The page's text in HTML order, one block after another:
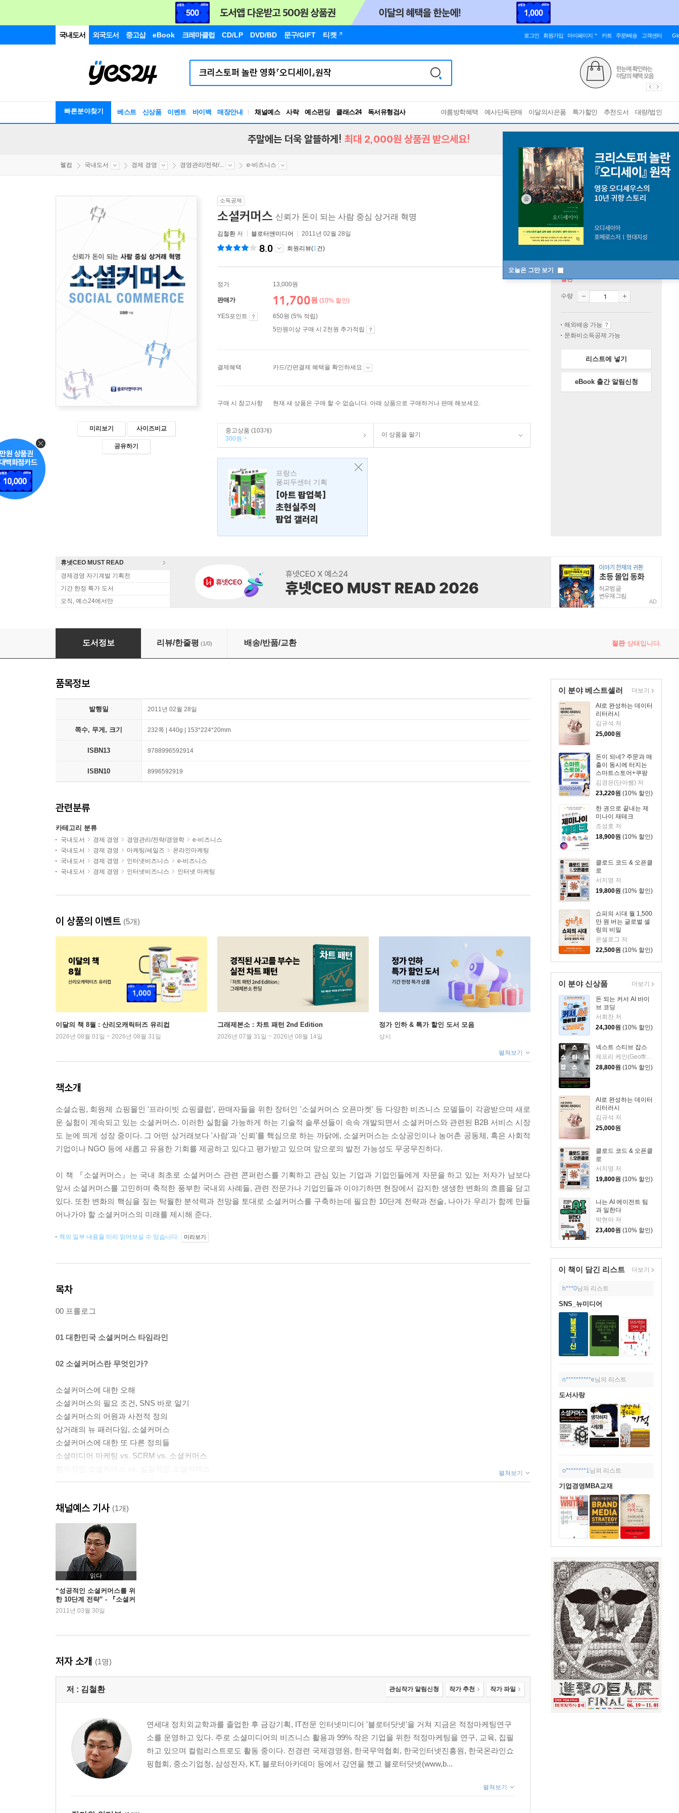
국내도서 외국도서 중고샵 eBook 크레마클럽 CD/LP DVD/BD 문구/GIFT 티켓 로그인 회원가입 마이페이지 카트 주문/배송 고객센터
빠른분야찾기 베스트 신상품 이벤트 바이백 매장안내 채널예스 사락 예스펀딩 클래스24
독서유형검사
RBTI Lab
여름방학혜택 예사단독판매 이달의사은품 특가할인 추천도서 대량/법인
오늘은 그만 보기
주말에는 더욱 알뜰하게! 최대 2,000원 상품권 받으세요!
웰컴 국내도서 경제 경영 경영관리/전략/... e-비즈니스
미리보기 사이즈비교
공유하기
소득공제
소셜커머스 신뢰가 돈이 되는 사람 중심 상거래 혁명
김철환 저 블로터앤미디어 2011년 02월 28일
8.0 회원리뷰(1건)
정가 13,000원
판매가 11,700원 (10% 할인)
YES포인트
650원 (5% 적립)
5만원이상 구매 시 2천원 추가적립
결제혜택 카드/간편결제 혜택을 확인하세요
구매 시 참고사항 현재 새 상품은 구매 할 수 없습니다. 아래 상품으로 구매하거나 판매 해보세요.
중고상품 (103개)
300원 ~
이 상품을 팔기
프랑스
퐁피두센터 기획
[아트 팝업북]
초현실주의
팝업 갤러리
절판
수량
해외배송 가능
문화비소득공제 가능
리스트에 넣기
eBook 출간 알림신청
휴넷CEO MUST READ
경제경영 자기계발 기획전
기간 한정 특가 도서
오직, 예스24에서만
AD
소셜커머스
도서정보 리뷰/한줄평 (1/0) 배송/반품/교환 절판상태입니다.
이 분야 베스트셀러
AI로 완성하는 데이터
리터러시
김규석 저
25,000원
돈이 되네? 주문과 매
출이 동시에 터지는
스마트스토어+쿠팡
[AI 실전 활용, 2026년
정책 반영]
김경은(단아쌤) 저
23,220원 (10% 할인)
한 권으로 끝내는 제
미나이 재테크
조성호 저
18,900원 (10% 할인)
클로드 코드 & 오픈클
로
서지영 저
19,800원 (10% 할인)
쇼피의 시대 월 1,500
만 원 버는 글로벌 셀
링의 비밀
온셀로그 저
22,500원 (10% 할인)
더보기
이 분야 신상품
돈 되는 커서 AI 바이
브 코딩
서희찬 저
24,300원 (10% 할인)
넥스트 스티브 잡스
제프리 케인(Geoffrey Cain) 저/이민석 역
28,800원 (10% 할인)
AI로 완성하는 데이터
리터러시
김규석 저
25,000원
클로드 코드 & 오픈클
로
서지영 저
19,800원 (10% 할인)
나는 AI 에이전트 팀
과 일한다
박현아 저
23,400원 (10% 할인)
더보기
이 책이 담긴 리스트 더보기
h***0님의 리스트
SNS_뉴미디어
n**********e님의 리스트
도서사랑
o********1님의 리스트
기업경영MBA교재
품목정보
발행일 2011년 02월 28일
쪽수, 무게, 크기 232쪽 | 440g | 153*224*20mm
ISBN13 9788996592914
ISBN10 8996592919
관련분류
카테고리 분류
국내도서 경제 경영 경영관리/전략/경영학
e-비즈니스
국내도서
경제 경영 마케팅/세일즈
온라인마케팅
국내도서
경제 경영 인터넷비즈니스
e-비즈니스
국내도서
경제 경영 인터넷비즈니스 인터넷 마케팅
이 상품의 이벤트 (5개)
이달의 책 8월 : 산리오캐릭터즈 유리컵
2026년 08월 01일 ~ 2026년 08월 31일
그래제본소 : 차트 패턴 2nd Edition
2026년 07월 31일 ~ 2026년 08월 14일
정가 인하 & 특가 할인 도서 모음
상시
펼쳐보기
책소개
소셜쇼핑, 회원제 쇼핑몰인 '프라이빗 쇼핑클럽', 판매자들을 위한 장터인 '소셜커머스 오픈마켓' 등 다양한 비즈니스 모델들이 각광받으며 새로
운 실험이 계속되고 있는 소셜커머스. 이러한 실험을 가능하게 하는 기술적 솔루션들이 속속 개발되면서 소셜커머스와 관련된 B2B 서비스 시장
도 눈에 띄게 성장 중이다. 그 어떤 상거래보다 '사람'과 '신뢰'를 핵심으로 하는 까닭에, 소셜커머스는 소상공인이나 농어촌 공동체, 혹은 사회적
기업이나 NGO 등에 새롭고 유용한 기회를 제공하고 있다고 평가받고 있으며 앞으로의 발전 가능성도 무궁무진하다.
이 책 『소셜커머스』는 국내 최초로 소셜커머스 관련 콘퍼런스를 기획하고 관심 있는 기업과 기업인들에게 자문을 하고 있는 저자가 남보다
앞서 소셜커머스를 고민하며 축적한 풍부한 국내외 사례들, 관련 전문가나 기업인들과 이야기하면 현장에서 감지한 생생한 변화의 흐름을 담고
있다. 또한 변화의 핵심을 짚는 탁월한 분석력과 전망을 토대로 소셜커머스를 구축하는데 필요한 10단계 전략과 전술, 나아가 우리가 함께 만들
어나가야 할 소셜커머스의 미래를 제시해 준다.
책의 일부 내용을 미리 읽어보실 수 있습니다. 미리보기
목차
00 프롤로그
01 대한민국 소셜커머스 타임라인
02 소셜커머스란 무엇인가?
소셜커머스에 대한 오해
소셜커머스의 필요 조건, SNS 바로 알기
소셜커머스의 어원과 사전적 정의
상거래의 뉴 패러다임, 소셜커머스
소셜커머스에 대한 또 다른 정의들
소셜미디어 마케팅 vs. SCRM vs. 소셜커머스
집단지성이 소셜지성으로 진화하다
온·오프라인이 통합된 신세계가 열리다
새로운 인터넷 이용방식에 최적화되다
상품이 아닌 사람이 중심에 서다
신뢰의 상권을 되돌리다
04 소셜커머스 구현하기
오프라인 소셜커머스의 4가지 흐름
05 비즈니스 모델과 서비스 유형
소셜커머스의 꽃 '소셜쇼핑'
차세대 황금어장 '프라이빗 쇼핑클럽'
소셜커머스의 신대륙 'F-커머스'
06 소셜커머스의 파생 비즈니스
판매자들의 열린 장터 '오픈마켓'
펼쳐보기
채널예스 기사 (1개)
읽다
“성공적인 소셜커머스를 위
한 10단계 전략” - 『소셜커
머스』 김철환
2011년 03월 30일
저자 소개 (1명)
저 : 김철환 관심작가 알림신청 작가 추천 작가 파일
연세대 정치외교학과를 졸업한 후 금강기획, IT전문 인터넷미디어 '블로터닷넷'을 거쳐 지금은 적정마케팅연구
소를 운영하고 있다. 주로 소셜미디어의 비즈니스 활용과 99% 작은 기업을 위한 적정마케팅을 연구, 교육, 집필
하고 있으며 컬럼리스트로도 활동 중이다. 전경련 국제경영원, 한국무역협회, 한국인터넷진흥원, 한국온라인쇼
핑협회, 중소기업청, 삼성전자, KT, 블로터아카데미 등에서 강연을 했고 블로터닷넷(www,b...
펼쳐보기